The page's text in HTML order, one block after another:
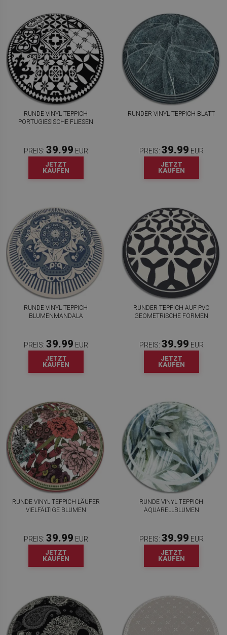
RUNDE VINYL TEPPICH
PORTUGIESISCHE FLIESEN
PREIS: 39.99 EUR
JETZT
KAUFEN
RUNDER VINYL TEPPICH BLATT
PREIS: 39.99 EUR
JETZT
KAUFEN
RUNDE VINYL TEPPICH
BLUMENMANDALA
PREIS: 39.99 EUR
JETZT
KAUFEN
RUNDER TEPPICH AUF PVC
GEOMETRISCHE FORMEN
PREIS: 39.99 EUR
JETZT
KAUFEN
RUNDE VINYL TEPPICH LÄUFER
VIELFÄLTIGE BLUMEN
PREIS: 39.99 EUR
JETZT
KAUFEN
RUNDE VINYL TEPPICH
AQUARELLBLUMEN
PREIS: 39.99 EUR
JETZT
KAUFEN